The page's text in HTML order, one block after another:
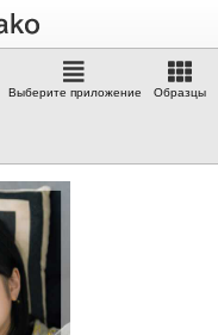
Выберите приложение Образцы